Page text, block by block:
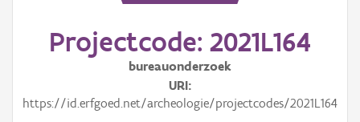
Projectcode: 2021L164
bureauonderzoek
URI
https://id.erfgoed.net/archeologie/projectcodes/2021L164